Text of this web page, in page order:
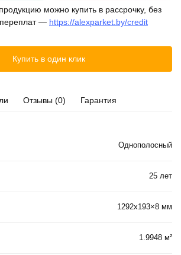
можно купить в рассрочку, без
— https://alexparket.by/credit
Купить в один клик
Отзывы (0) Гарантия
Однополосный
25 лет
1292х193×8 мм
1.9948 м²